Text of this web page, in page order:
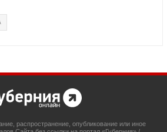
распространение, опубликование или иное